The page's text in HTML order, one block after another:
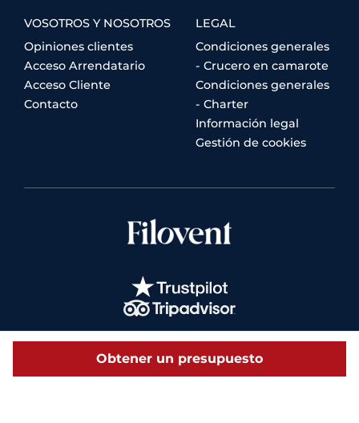
Obtener un presupuesto
VOSOTROS Y NOSOTROS
Opiniones clientes
Acceso Arrendatario
Acceso Cliente
Contacto
LEGAL
Condiciones generales
- Crucero en camarote
Condiciones generales
- Charter
Información legal
Gestión de cookies
© 2026 Filovent